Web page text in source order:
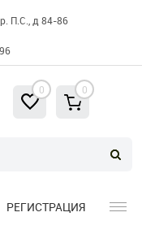
П.С., д 84-86
0 0
РЕГИСТРАЦИЯ